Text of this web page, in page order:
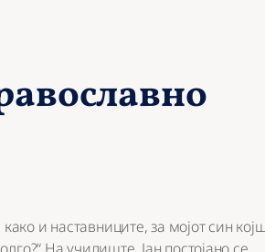
и наставниците, за мојот син